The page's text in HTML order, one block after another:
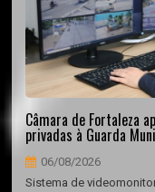
Câmara de Fortaleza
privadas à Guarda
06/08/2026
Sistema de